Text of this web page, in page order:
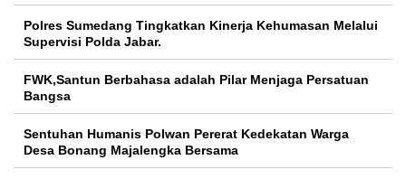
Polres Sumedang Tingkatkan Kinerja Kehumasan Melalui
Supervisi Polda Jabar.
FWK,Santun Berbahasa adalah Pilar Menjaga Persatuan
Bangsa
Sentuhan Humanis Polwan Pererat Kedekatan Warga
Desa Bonang Majalengka Bersama